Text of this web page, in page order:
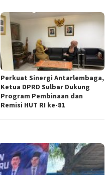
Perkuat Sinergi Antarlembaga,
Ketua DPRD Sulbar Dukung
Program Pembinaan dan
Remisi HUT RI ke-81